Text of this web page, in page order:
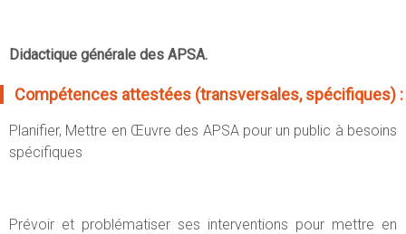
Fermer
Didactique générale des APSA.
Compétences attestées (transversales, spécifiques) :
Planifier, Mettre en Œuvre des APSA pour un public à besoins
spécifiques
Prévoir et problématiser ses interventions pour mettre en